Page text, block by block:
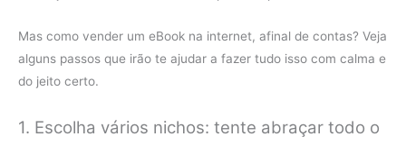
Mas como vender um eBook na internet, afinal de contas? Veja
alguns passos que irão te ajudar a fazer tudo isso com calma e
do jeito certo.
1. Escolha vários nichos: tente abraçar todo o